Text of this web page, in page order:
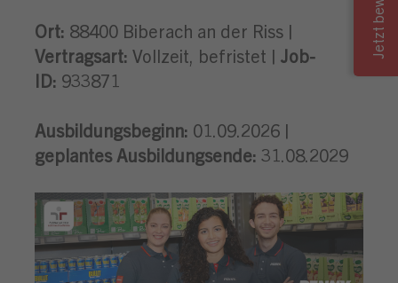
Ort: 88400 Biberach an der Riss |
Vertragsart: Vollzeit, befristet | Job-
ID: 933871
Ausbildungsbeginn: 01.09.2026 |
geplantes Ausbildungsende: 31.08.2029